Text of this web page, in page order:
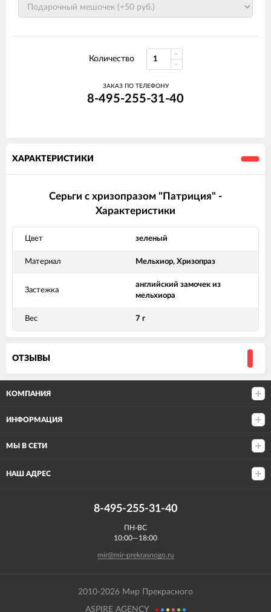
Количество
ЗАКАЗ ПО ТЕЛЕФОНУ
8-495-255-31-40
ХАРАКТЕРИСТИКИ
Серьги с хризопразом "Патриция" -
Характеристики
Цвет зеленый
Материал Мельхиор, Хризопраз
Застежка
английский замочек из
мельхиора
Вес 7 г
ОТЗЫВЫ
КОМПАНИЯ
ИНФОРМАЦИЯ
МЫ В СЕТИ
НАШ АДРЕС
8-495-255-31-40
ПН-ВС
10:00—18:00
mir@mir-prekrasnogo.ru
2010-2026 Мир Прекрасного
ASPIRE AGENCY